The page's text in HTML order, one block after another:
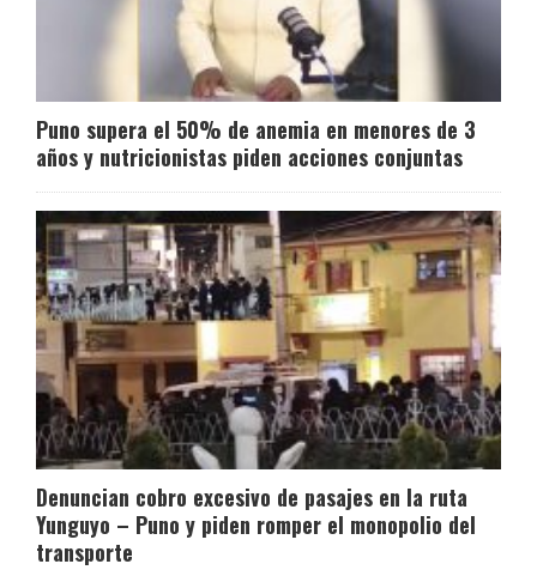
Puno supera el 50% de anemia en menores de 3
años y nutricionistas piden acciones conjuntas
Denuncian cobro excesivo de pasajes en la ruta
Yunguyo – Puno y piden romper el monopolio del
transporte